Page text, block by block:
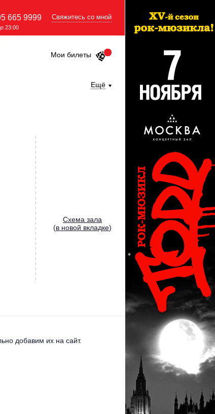
665 9999
23:00
Свяжитесь со мной
Мои билеты
Ещё
Cхема зала
(в новой вкладке)
добавим их на сайт.